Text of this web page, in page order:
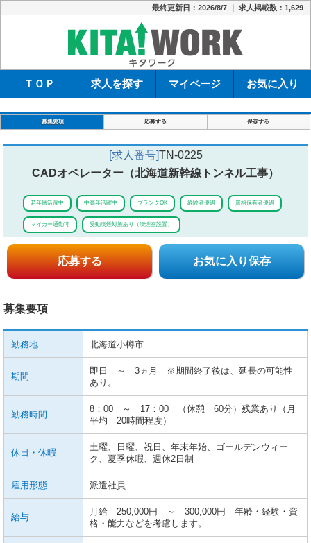
最終更新日：2026/8/7 ｜ 求人掲載数：1,629
ＴＯＰ 求人を探す マイページ お気に入り
募集要項 応募する 保存する
[求人番号]TN-0225
CADオペレーター（北海道新幹線トンネル工事）
若年層活躍中 中高年活躍中 ブランクOK 経験者優遇 資格保有者優遇
マイカー通勤可 受動喫煙対策あり（喫煙室設置）
応募する お気に入り保存
募集要項
勤務地 北海道小樽市
期間
即日 ～ 3ヵ月 ※期間終了後は、延長の可能性
あり。
勤務時間
8：00 ～ 17：00 （休憩 60分）残業あり（月
平均 20時間程度）
休日・休暇
土曜、日曜、祝日、年末年始、ゴールデンウィー
ク、夏季休暇、週休2日制
雇用形態 派遣社員
給与
月給 250,000円 ～ 300,000円 年齢・経験・資
格・能力などを考慮します。